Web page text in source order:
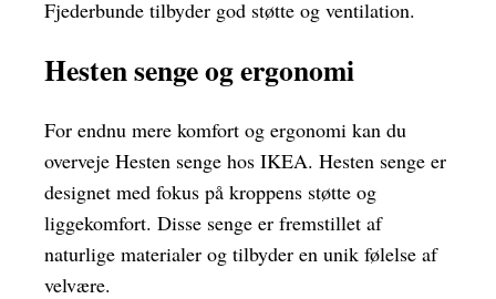
Fjederbunde tilbyder god støtte og ventilation.
Hesten senge og ergonomi
For endnu mere komfort og ergonomi kan du
overveje Hesten senge hos IKEA. Hesten senge er
designet med fokus på kroppens støtte og
liggekomfort. Disse senge er fremstillet af
naturlige materialer og tilbyder en unik følelse af
velvære.